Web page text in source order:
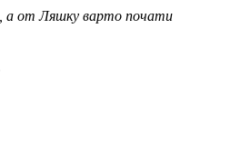
а от Ляшку варто почати